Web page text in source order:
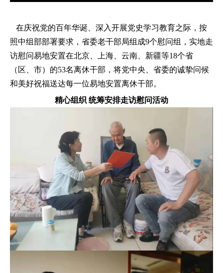
在庆祝党的百年华诞、深入开展党史学习教育之际，按
照中组部部署要求，省委老干部局组成9个慰问组，实地走
访慰问易地安置在北京、上海、云南、新疆等18个省
（区、市）的53名离休干部，将党中央、省委的诚挚问候
和美好祝福送达每一位易地安置离休干部。
精心组织 统筹安排走访慰问活动